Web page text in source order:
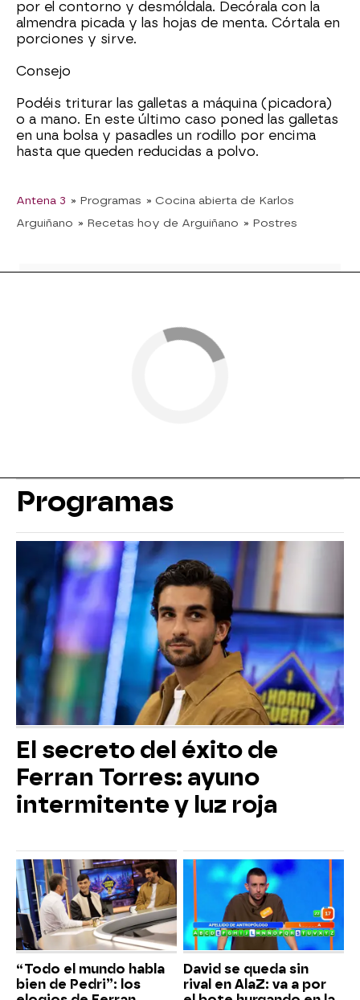
por el contorno y desmóldala. Decórala con la
almendra picada y las hojas de menta. Córtala en
porciones y sirve.
Consejo
Podéis triturar las galletas a máquina (picadora)
o a mano. En este último caso poned las galletas
en una bolsa y pasadles un rodillo por encima
hasta que queden reducidas a polvo.
Antena 3 » Programas » Cocina abierta de Karlos
Arguiñano » Recetas hoy de Arguiñano » Postres
Programas
El secreto del éxito de
Ferran Torres: ayuno
intermitente y luz roja
“Todo el mundo habla
bien de Pedri”: los
David se queda sin
rival en AlaZ: va a por